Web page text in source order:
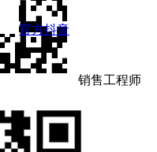
官方抖音
销售工程师